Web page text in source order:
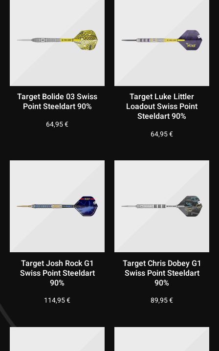
Target Bolide 03 Swiss
Point Steeldart 90%
64,95€
Target Luke Littler
Loadout Swiss Point
Steeldart 90%
64,95€
Target Josh Rock G1
Swiss Point Steeldart
90%
114,95€
Target Chris Dobey G1
Swiss Point Steeldart
90%
89,95€